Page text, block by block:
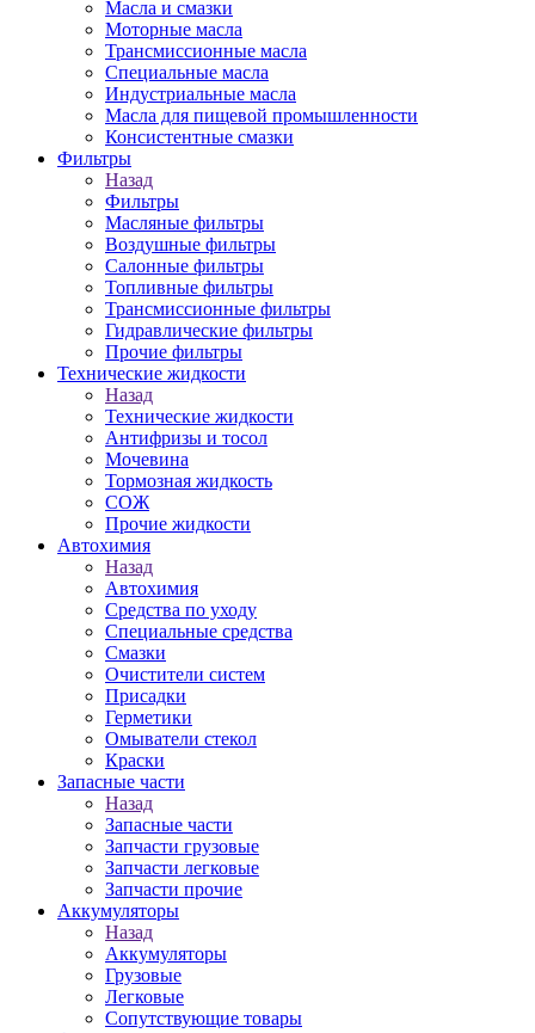
Масла и смазки
Моторные масла
Трансмиссионные масла
Специальные масла
Индустриальные масла
Масла для пищевой промышленности
Консистентные смазки
Фильтры
Назад
Фильтры
Масляные фильтры
Воздушные фильтры
Салонные фильтры
Топливные фильтры
Трансмиссионные фильтры
Гидравлические фильтры
Прочие фильтры
Технические жидкости
Назад
Технические жидкости
Антифризы и тосол
Мочевина
Тормозная жидкость
СОЖ
Прочие жидкости
Автохимия
Назад
Автохимия
Средства по уходу
Специальные средства
Смазки
Очистители систем
Присадки
Герметики
Омыватели стекол
Краски
Запасные части
Назад
Запасные части
Запчасти грузовые
Запчасти легковые
Запчасти прочие
Аккумуляторы
Назад
Аккумуляторы
Грузовые
Легковые
Сопутствующие товары